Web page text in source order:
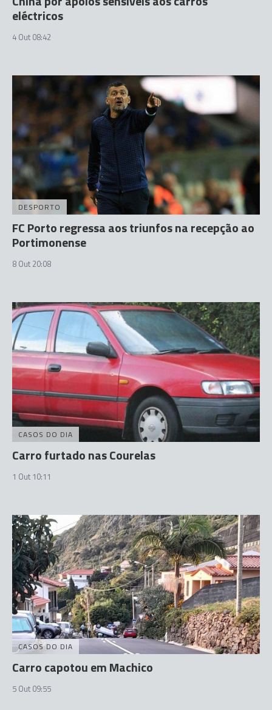
eléctricos
4 Out 08:42
DESPORTO
FC Porto regressa aos triunfos na recepção ao
Portimonense
8 Out 20:08
CASOS DO DIA
Carro furtado nas Courelas
1 Out 10:11
CASOS DO DIA
Carro capotou em Machico
5 Out 09:55